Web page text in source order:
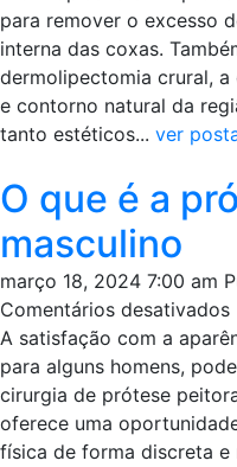
para remover o excesso
interna das coxas.
dermolipectomia crural,
e contorno natural da
tanto estéticos... ver
O que é a
masculino
março 18, 2024 7:00 am
Comentários desativados
A satisfação com a
para alguns homens,
cirurgia de prótese
oferece uma
física de forma discreta e